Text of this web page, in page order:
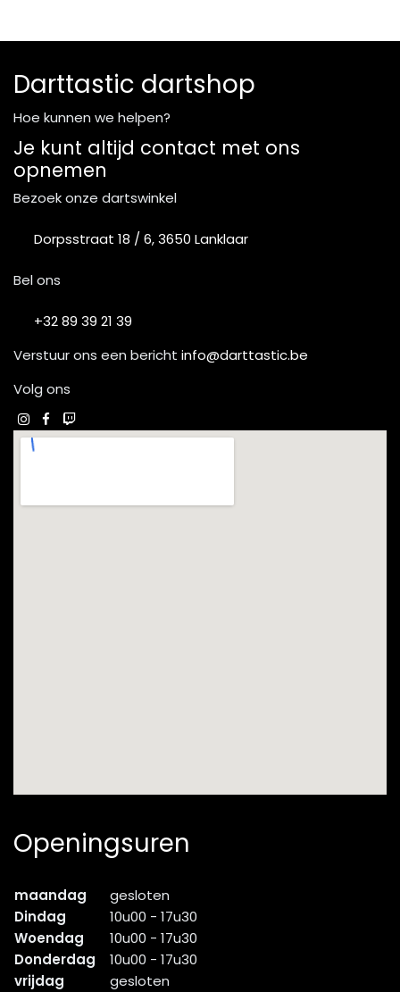
Darttastic dartshop
Hoe kunnen we helpen?
Je kunt altijd contact met ons
opnemen
Bezoek onze dartswinkel
Dorpsstraat 18 / 6, 3650 Lanklaar
Bel ons
+32 89 39 21 39
Verstuur ons een bericht info@darttastic.be
Volg ons
Openingsuren
maandag
gesloten
Dindag
10u00 - 17u30
Woendag
10u00 - 17u30
Donderdag
10u00 - 17u30
vrijdag
gesloten